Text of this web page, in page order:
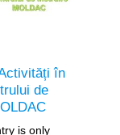
în
de
is only